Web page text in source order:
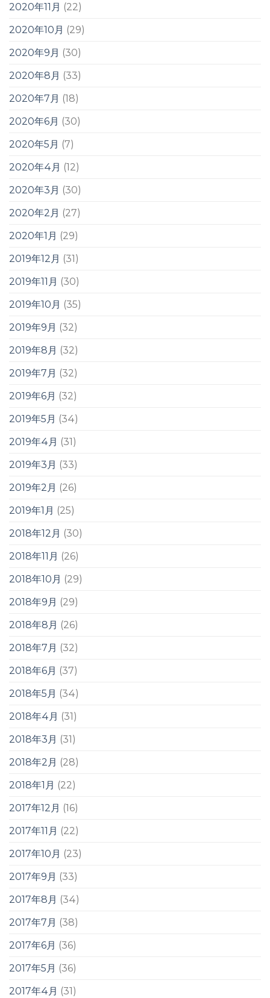
2020年11月 (22)
2020年10月 (29)
2020年9月 (30)
2020年8月 (33)
2020年7月 (18)
2020年6月 (30)
2020年5月 (7)
2020年4月 (12)
2020年3月 (30)
2020年2月 (27)
2020年1月 (29)
2019年12月 (31)
2019年11月 (30)
2019年10月 (35)
2019年9月 (32)
2019年8月 (32)
2019年7月 (32)
2019年6月 (32)
2019年5月 (34)
2019年4月 (31)
2019年3月 (33)
2019年2月 (26)
2019年1月 (25)
2018年12月 (30)
2018年11月 (26)
2018年10月 (29)
2018年9月 (29)
2018年8月 (26)
2018年7月 (32)
2018年6月 (37)
2018年5月 (34)
2018年4月 (31)
2018年3月 (31)
2018年2月 (28)
2018年1月 (22)
2017年12月 (16)
2017年11月 (22)
2017年10月 (23)
2017年9月 (33)
2017年8月 (34)
2017年7月 (38)
2017年6月 (36)
2017年5月 (36)
2017年4月 (31)